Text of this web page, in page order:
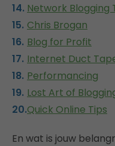
Network Blogging
Chris Brogan
Blog for Profit
Internet Duct
Performancing
Lost Art of
Quick Online Tips
En wat is jouw